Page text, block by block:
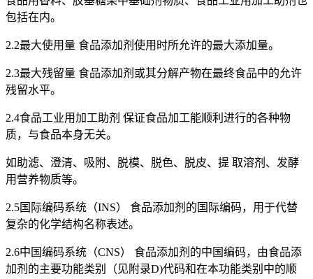
包括在内。
2.2最大使用量 食品添加剂使用时所允许的最大添加量。
2.3最大残留量 食品添加剂或其分解产物在最终食品中的允许
残留水平。
2.4食品工业用加工助剂 保证食品加工能顺利进行的各种物
质，与食品本身无关。
如助滤、澄清、吸附、脱模、脱色、脱皮、提 取溶剂、发酵
用营养物质等。
2.5国际编码系统（INS） 食品添加剂的国际编码，用于代替
复杂的化学结构名称表述。
2.6中国编码系统（CNS） 食品添加剂的中国编码，由食品添
加剂的主要功能类别（见附录D)代码和在本功能类别中的顺